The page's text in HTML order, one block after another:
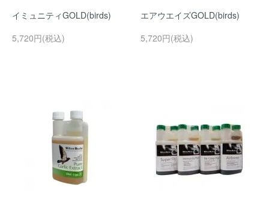
イミュニティGOLD(birds)
5,720円(税込)
エアウエイズGOLD(birds)
5,720円(税込)